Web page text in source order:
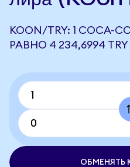
KOON/TRY: 1 COCA-
РАВНО 4 234,6994 TRY
ОБМЕНЯТЬ